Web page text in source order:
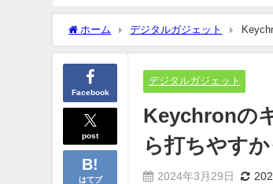
ホーム デジタルガジェット
Facebook
post
はてブ
デジタルガジェット
Keychronの
ら打ちやす
2024年3月29日